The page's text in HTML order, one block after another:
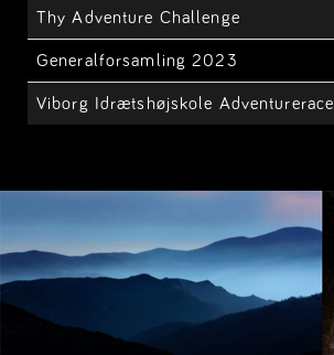
Thy Adventure Challenge
Generalforsamling 2023
Viborg Idrætshøjskole Adventurerace